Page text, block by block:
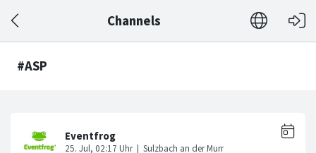
Channels
#ASP